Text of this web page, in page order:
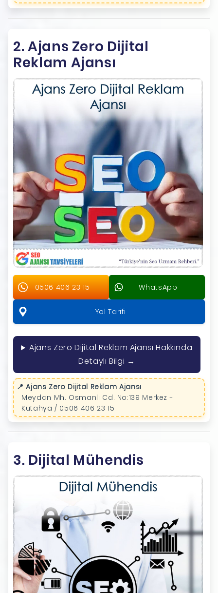
2. Ajans Zero Dijital
Reklam Ajansı
0506 406 23 15 WhatsApp
Yol Tarifi
Ajans Zero Dijital Reklam Ajansı Hakkında
Detaylı Bilgi →
📍 Ajans Zero Dijital Reklam Ajansı
Meydan Mh. Osmanlı Cd. No:139 Merkez -
Kütahya / 0506 406 23 15
3. Dijital Mühendis